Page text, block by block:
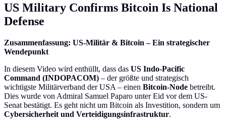
US Military Confirms Bitcoin Is National
Defense
Zusammenfassung: US-Militär & Bitcoin – Ein strategischer
Wendepunkt
In diesem Video wird enthüllt, dass das US Indo-Pacific
Command (INDOPACOM) – der größte und strategisch
wichtigste Militärverband der USA – einen Bitcoin-Node betreibt.
Dies wurde von Admiral Samuel Paparo unter Eid vor dem US-
Senat bestätigt. Es geht nicht um Bitcoin als Investition, sondern um
Cybersicherheit und Verteidigungsinfrastruktur.